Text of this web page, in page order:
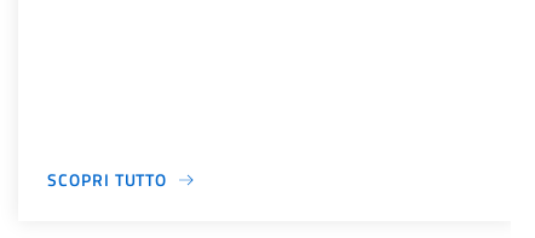
SCOPRI TUTTO